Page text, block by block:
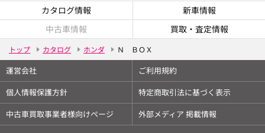
カタログ情報
新車情報
中古車情報
買取・査定情報
トップ カタログ ホンダ Ｎ ＢＯＸ
運営会社
ご利用規約
個人情報保護方針
特定商取引法に基づく表示
中古車買取事業者様向けページ
外部メディア 掲載情報